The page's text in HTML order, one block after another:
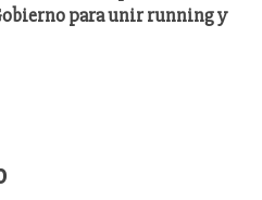
para unir running y